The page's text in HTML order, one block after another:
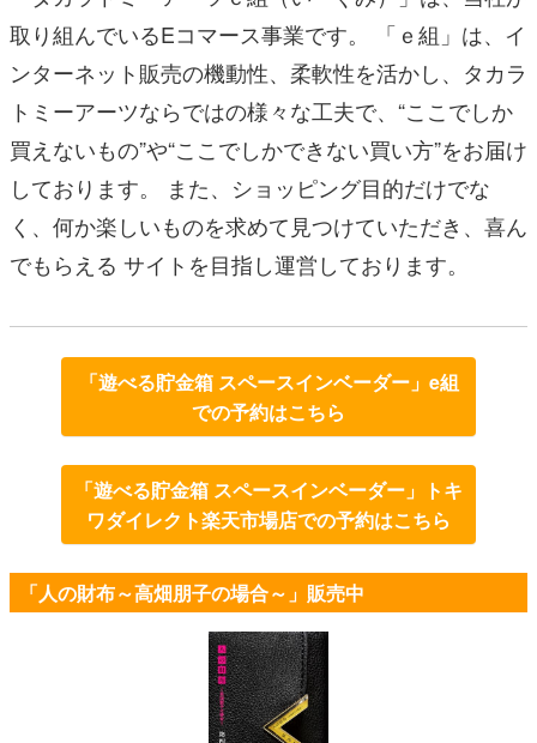
取り組んでいるEコマース事業です。 「ｅ組」は、イ
ンターネット販売の機動性、柔軟性を活かし、タカラ
トミーアーツならではの様々な工夫で、“ここでしか
買えないもの”や“ここでしかできない買い方”をお届け
しております。 また、ショッピング目的だけでな
く、何か楽しいものを求めて見つけていただき、喜ん
でもらえる サイトを目指し運営しております。
「遊べる貯金箱 スペースインベーダー」e組
での予約はこちら
「遊べる貯金箱 スペースインベーダー」トキ
ワダイレクト楽天市場店での予約はこちら
「人の財布～高畑朋子の場合～」販売中